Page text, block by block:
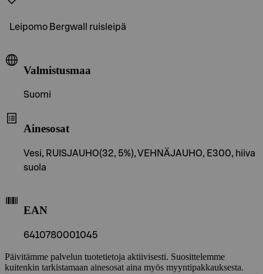
Leipomo Bergwall ruisleipä
Valmistusmaa
Suomi
Ainesosat
Vesi, RUISJAUHO(32, 5%), VEHNÄJAUHO, E300, hiiva
suola
EAN
6410780001045
Päivitämme palvelun tuotetietoja aktiivisesti. Suosittelemme
kuitenkin tarkistamaan ainesosat aina myös myyntipakkauksesta.